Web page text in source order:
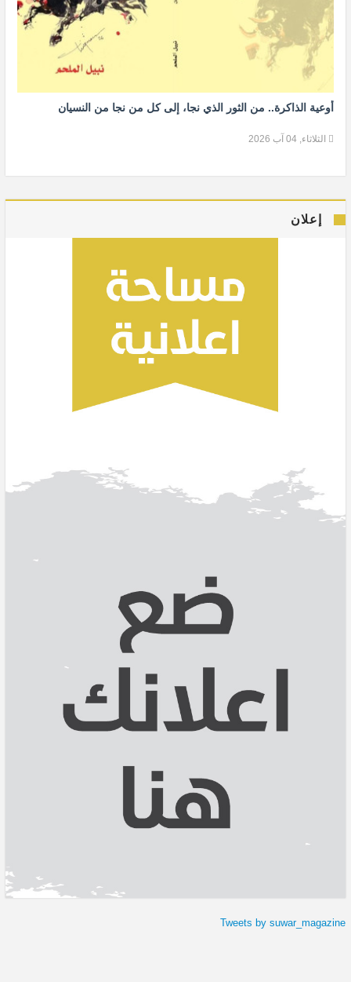
أوعية الذاكرة.. من الثور الذي نجا، إلى كل من نجا من النسيان
الثلاثاء, 04 آب 2026
إعلان
Tweets by suwar_magazine